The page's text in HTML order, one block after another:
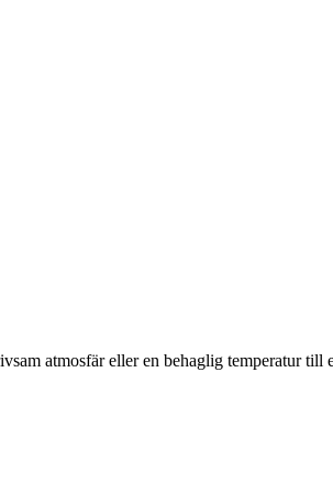
atmosfär eller en behaglig temperatur till